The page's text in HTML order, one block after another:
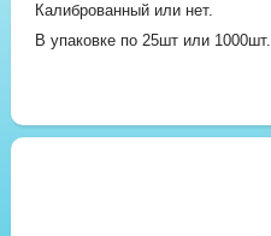
Калиброванный или нет.
В упаковке по 25шт или 1000шт.